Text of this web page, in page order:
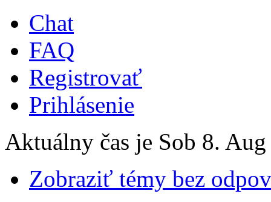
Chat
FAQ
Registrovať
Prihlásenie
Aktuálny čas je Sob 8.
Zobraziť témy bez